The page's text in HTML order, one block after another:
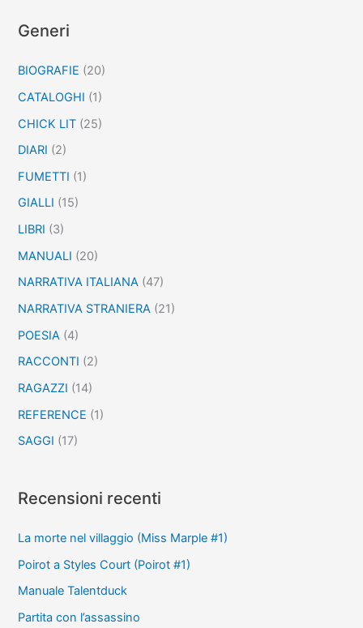
c
:
Generi
BIOGRAFIE (20)
CATALOGHI (1)
CHICK LIT (25)
DIARI (2)
FUMETTI (1)
GIALLI (15)
LIBRI (3)
MANUALI (20)
NARRATIVA ITALIANA (47)
NARRATIVA STRANIERA (21)
POESIA (4)
RACCONTI (2)
RAGAZZI (14)
REFERENCE (1)
SAGGI (17)
Recensioni recenti
La morte nel villaggio (Miss Marple #1)
Poirot a Styles Court (Poirot #1)
Manuale Talentduck
Partita con l’assassino